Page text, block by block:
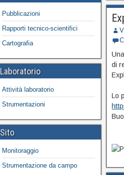
di
Lo
Pubblicazioni
Rapporti tecnico-scientifici
Cartografia
Laboratorio
Attività laboratorio
Strumentazioni
Sito
Monitoraggio
Strumentazione da campo